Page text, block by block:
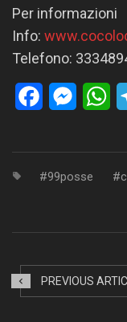
Per informazioni
Info:
Telefono:
Facebook
99posse
PREVIOUS